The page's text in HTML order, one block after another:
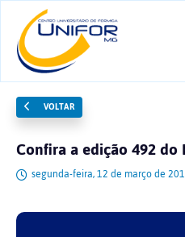
VOLTAR
Confira a edição 492 do
segunda-feira, 12 de março de